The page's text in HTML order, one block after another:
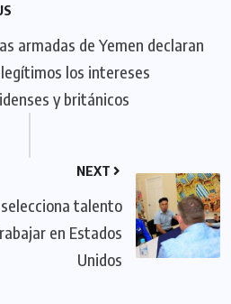
armadas de Yemen declaran
los intereses
y británicos
NEXT
talento
en Estados
Unidos